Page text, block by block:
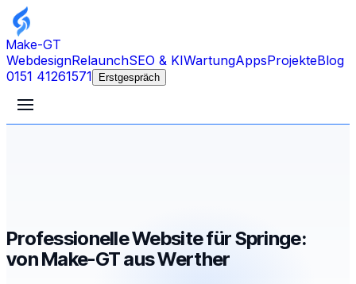
Make-GT
WebdesignRelaunchSEO & KIWartungAppsProjekteBlog
0151 41261571
Erstgespräch
Professionelle Website für Springe:
von Make-GT aus Werther